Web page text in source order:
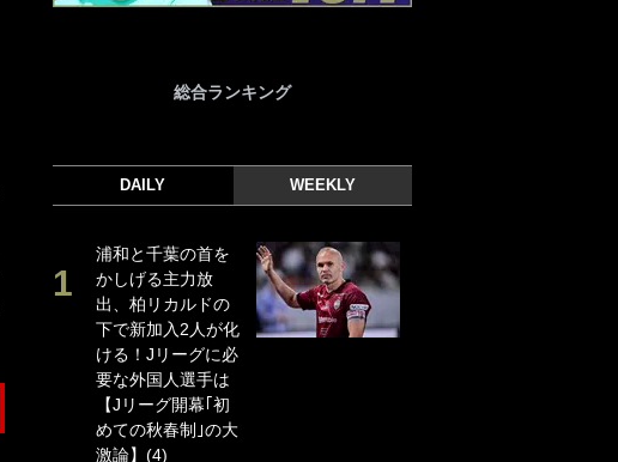
総合ランキング
DAILY WEEKLY
浦和と千葉の首を
かしげる主力放
出、柏リカルドの
下で新加入2人が化
ける！Jリーグに必
要な外国人選手は
【Jリーグ開幕｢初
めての秋春制｣の大
激論】(4)